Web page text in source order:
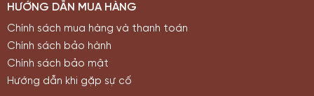
HƯỚNG DẪN MUA HÀNG
Chính sách mua hàng và thanh toán
Chính sách bảo hành
Chính sách bảo mật
Hướng dẫn khi gặp sự cố